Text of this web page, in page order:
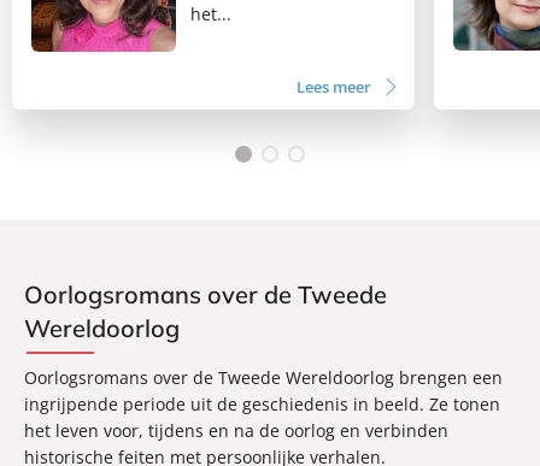
het...
Lees meer
Oorlogsromans over de Tweede
Wereldoorlog
Oorlogsromans over de Tweede Wereldoorlog brengen een
ingrijpende periode uit de geschiedenis in beeld. Ze tonen
het leven voor, tijdens en na de oorlog en verbinden
historische feiten met persoonlijke verhalen.